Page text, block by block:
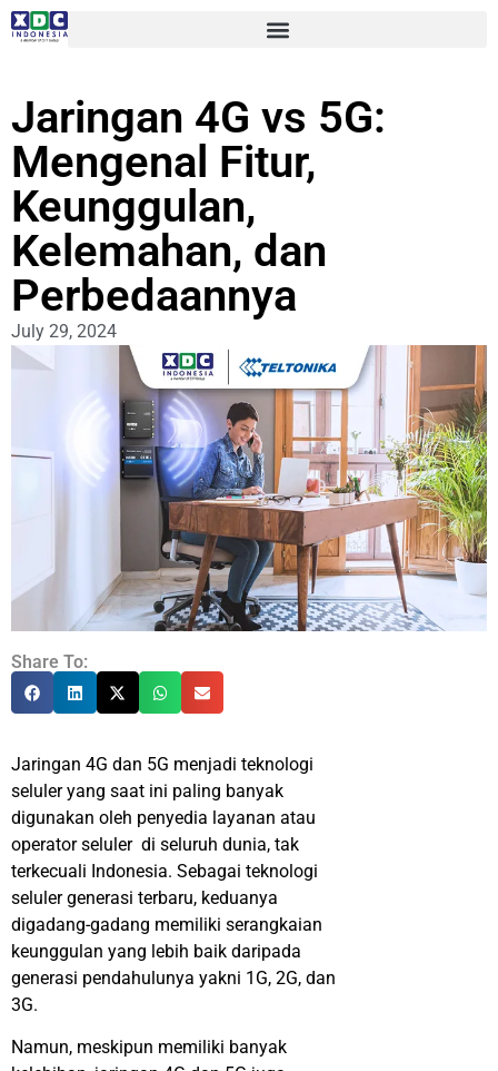
Jaringan 4G vs 5G:
Mengenal Fitur,
Keunggulan,
Kelemahan, dan
Perbedaannya
July 29, 2024
Share To:
Jaringan 4G dan 5G menjadi teknologi
seluler yang saat ini paling banyak
digunakan oleh penyedia layanan atau
operator seluler di seluruh dunia, tak
terkecuali Indonesia. Sebagai teknologi
seluler generasi terbaru, keduanya
digadang-gadang memiliki serangkaian
keunggulan yang lebih baik daripada
generasi pendahulunya yakni 1G, 2G, dan
3G.
Namun, meskipun memiliki banyak